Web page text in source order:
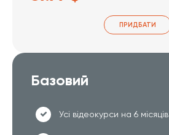
ПРИДБАТИ
Базовий
Усі відеокурси на 6 місяців